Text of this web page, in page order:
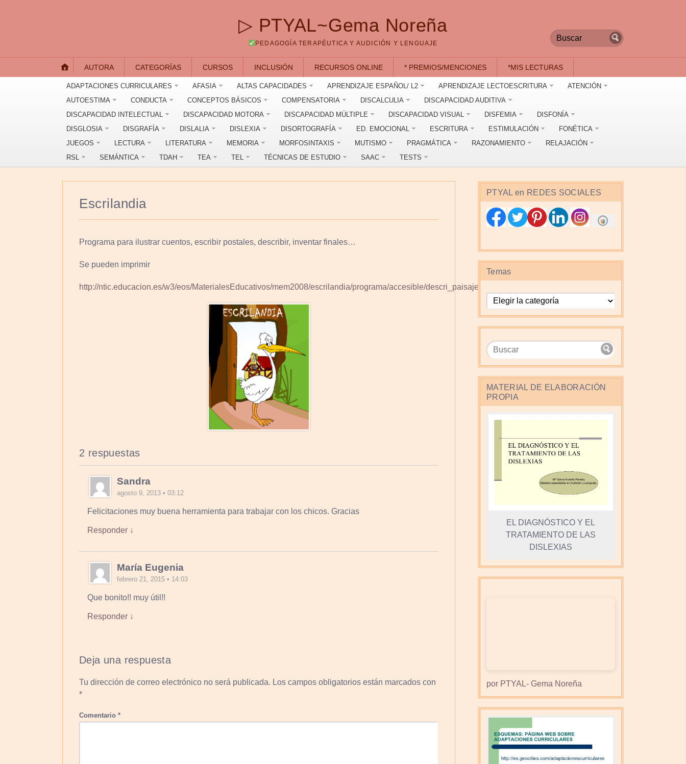
▷ PTYAL~Gema Noreña
PEDAGOGÍA TERAPÉUTICA Y AUDICIÓN Y LENGUAJE
AUTORA CATEGORÍAS CURSOS INCLUSIÓN RECURSOS ONLINE * PREMIOS/MENCIONES *MIS LECTURAS
ADAPTACIONES CURRICULARES AFASIA ALTAS CAPACIDADES APRENDIZAJE ESPAÑOL/ L2 APRENDIZAJE LECTOESCRITURA
ATENCIÓN
AUTOESTIMA
CONDUCTA CONCEPTOS BÁSICOS COMPENSATORIA DISCALCULIA
DISCAPACIDAD AUDITIVA
DISCAPACIDAD INTELECTUAL
DISCAPACIDAD MOTORA DISCAPACIDAD MÚLTIPLE DISCAPACIDAD VISUAL DISFEMIA
DISFONÍA
DISGLOSIA
DISGRAFÍA DISLALIA DISLEXIA DISORTOGRAFÍA ED. EMOCIONAL ESCRITURA ESTIMULACIÓN
FONÉTICA
JUEGOS
LECTURA LITERATURA MEMORIA MORFOSINTAXIS MUTISMO PRAGMÁTICA RAZONAMIENTO
RELAJACIÓN
RSL
SEMÁNTICA TDAH TEA TEL TÉCNICAS DE ESTUDIO SAAC TESTS
Escrilandia
Programa para ilustrar cuentos, escribir postales, describir, inventar finales…
Se pueden imprimir
http://ntic.educacion.es/w3/eos/MaterialesEducativos/mem2008/escrilandia/programa/accesible/descri_paisaje_a.html
2 respuestas
Sandra
agosto 9, 2013 • 03:12
Felicitaciones muy buena herramienta para trabajar con los chicos. Gracias
Responder ↓
María Eugenia
febrero 21, 2015 • 14:03
Que bonito!! muy útil!!
Responder ↓
Deja una respuesta
Tu dirección de correo electrónico no será publicada. Los campos obligatorios están marcados con
*
Comentario *
PTYAL en REDES SOCIALES
Temas
Temas
MATERIAL DE ELABORACIÓN
PROPIA
EL DIAGNÓSTICO Y EL
TRATAMIENTO DE LAS
DISLEXIAS
por PTYAL- Gema Noreña